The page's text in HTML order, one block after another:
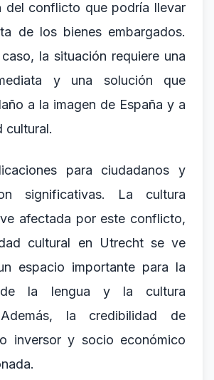
del conflicto que podría llevar
de los bienes embargados.
la situación requiere una
y una solución que
a la imagen de España y a
cultural.
para ciudadanos y
significativas. La cultura
afectada por este conflicto,
cultural en Utrecht se ve
espacio importante para la
de la lengua y la cultura
la credibilidad de
inversor y socio económico